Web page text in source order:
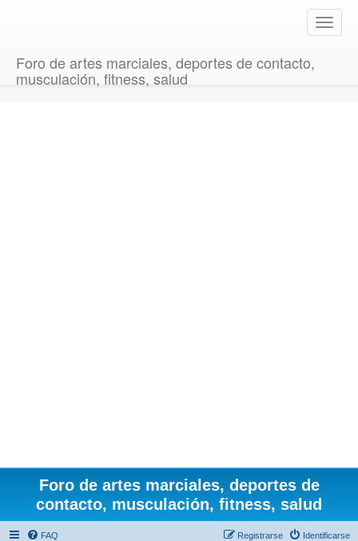
T
o
Foro de artes marciales, deportes de contacto,
musculación, fitness, salud
Foro de artes marciales, deportes de
contacto, musculación, fitness, salud
FAQ Identificarse
Registrarse